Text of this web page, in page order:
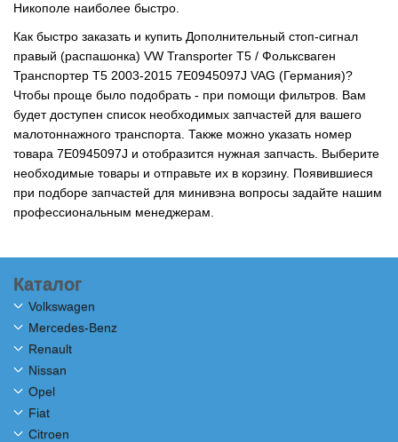
Никополе наиболее быстро.
Как быстро заказать и купить Дополнительный стоп-сигнал
правый (распашонка) VW Transporter T5 / Фольксваген
Транспортер Т5 2003-2015 7E0945097J VAG (Германия)?
Чтобы проще было подобрать - при помощи фильтров. Вам
будет доступен список необходимых запчастей для вашего
малотоннажного транспорта. Также можно указать номер
товара 7E0945097J и отобразится нужная запчасть. Выберите
необходимые товары и отправьте их в корзину. Появившиеся
при подборе запчастей для минивэна вопросы задайте нашим
профессиональным менеджерам.
Каталог
Volkswagen
Mercedes-Benz
Renault
Nissan
Opel
Fiat
Citroen